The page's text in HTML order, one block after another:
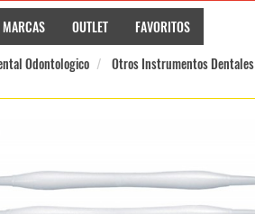
MARCAS OUTLET FAVORITOS
Odontologico Otros Instrumentos Dentales